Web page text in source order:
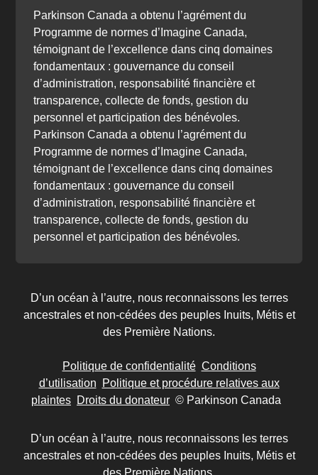
Parkinson Canada a obtenu l’agrément du
Programme de normes d’Imagine Canada,
témoignant de l’excellence dans cinq domaines
fondamentaux : gouvernance du conseil
d’administration, responsabilité financière et
transparence, collecte de fonds, gestion du
personnel et participation des bénévoles.
Parkinson Canada a obtenu l’agrément du
Programme de normes d’Imagine Canada,
témoignant de l’excellence dans cinq domaines
fondamentaux : gouvernance du conseil
d’administration, responsabilité financière et
transparence, collecte de fonds, gestion du
personnel et participation des bénévoles.
D’un océan à l’autre, nous reconnaissons les terres
ancestrales et non-cédées des peuples Inuits, Métis et
des Première Nations.
Politique de confidentialité Conditions
d’utilisation
Politique et procédure relatives aux
plaintes Droits du donateur © Parkinson Canada
D’un océan à l’autre, nous reconnaissons les terres
ancestrales et non-cédées des peuples Inuits, Métis et
des Première Nations.